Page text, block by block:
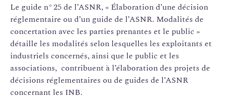
Le guide n° 25 de l’ASNR, « Élaboration d’une décision
réglementaire ou d’un guide de l’ASNR. Modalités de
concertation avec les parties prenantes et le public »
détaille les modalités selon lesquelles les exploitants et
industriels concernés, ainsi que le public et les
associations, contribuent à l’élaboration des projets de
décisions réglementaires ou de guides de l’ASNR
concernant les INB.